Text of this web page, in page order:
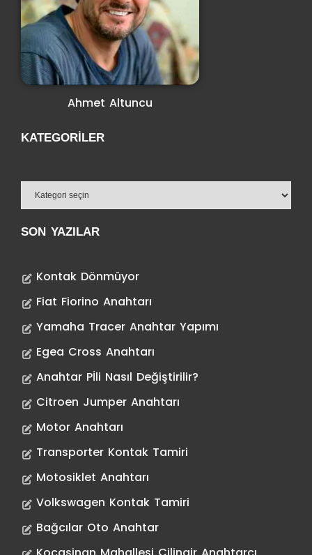
Ahmet Altuncu
KATEGORILER
SON YAZILAR
Kontak Dönmüyor
Fiat Fiorino Anahtarı
Yamaha Tracer Anahtar Yapımı
Egea Cross Anahtarı
Anahtar Pİli Nasıl Değiştirilir?
Citroen Jumper Anahtarı
Motor Anahtarı
Transporter Kontak Tamiri
Motosiklet Anahtarı
Volkswagen Kontak Tamiri
Bağcılar Oto Anahtar